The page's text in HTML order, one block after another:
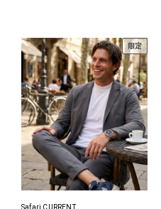
限定
Safari CURRENT